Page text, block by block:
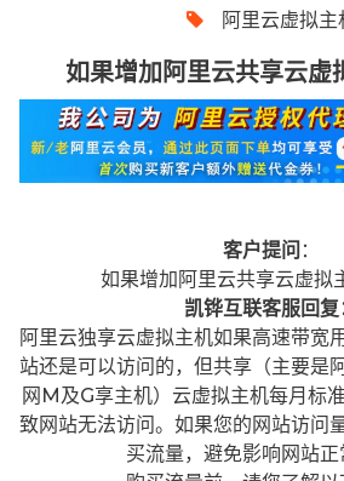
阿里云虚拟主
如果增加阿里云共享云虚
客户提问 ：
如果增加阿里云共享云虚拟
凯铧互联客服回复
阿里云独享云虚拟主机如果高速带宽
站还是可以访问的，但共享（主要是
网M及G享主机）云虚拟主机每月标
致网站无法访问。如果您的网站访问
买流量，避免影响网站正